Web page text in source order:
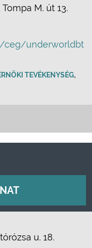
M. út 13.
ceg/underworldbt
TEVÉKENYSÉG,
u. 18.